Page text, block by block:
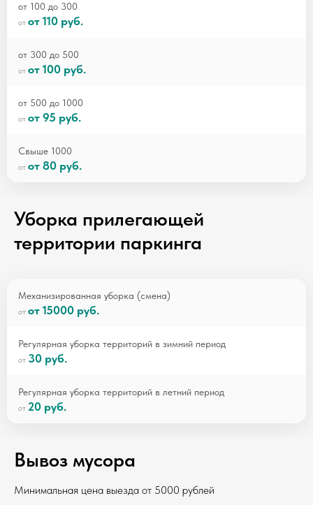
от 100 до 300
от 110 руб.
от 300 до 500
от 100 руб.
от 500 до 1000
от 95 руб.
Свыше 1000
от 80 руб.
Уборка прилегающей
территории паркинга
Механизированная уборка (смена)
от 15000 руб.
Регулярная уборка территорий в зимний период
30 руб.
Регулярная уборка территорий в летний период
20 руб.
Вывоз мусора
Минимальная цена выезда от 5000 рублей